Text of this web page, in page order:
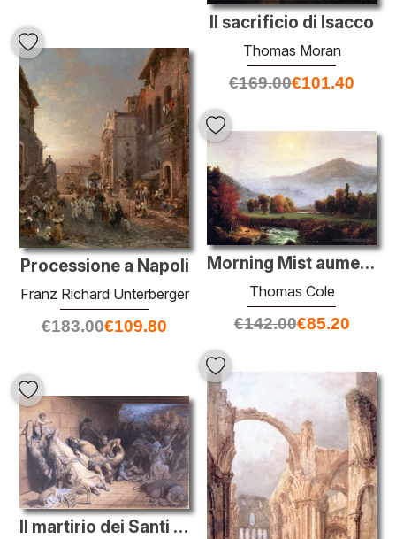
Il sacrificio di Isacco
Thomas Moran
€169.00€101.40
Processione a Napoli
Franz Richard Unterberger
€183.00€109.80
Morning Mist aumento a Plymouth, New Hampshire
Thomas Cole
€142.00€85.20
Il martirio dei Santi Innocenti